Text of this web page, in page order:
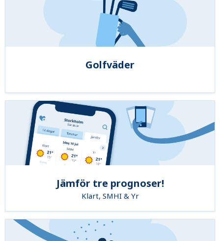
Golfväder
Jämför tre prognoser!
Klart, SMHI & Yr